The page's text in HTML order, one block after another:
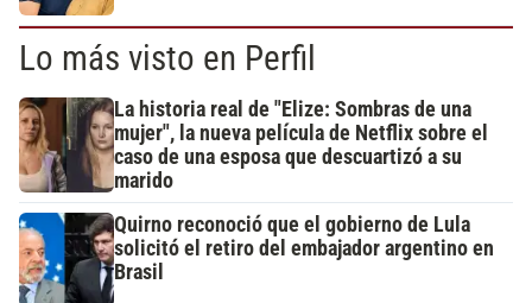
Lo más visto en Perfil
La historia real de "Elize: Sombras de una
mujer", la nueva película de Netflix sobre el
caso de una esposa que descuartizó a su
marido
Quirno reconoció que el gobierno de Lula
solicitó el retiro del embajador argentino en
Brasil